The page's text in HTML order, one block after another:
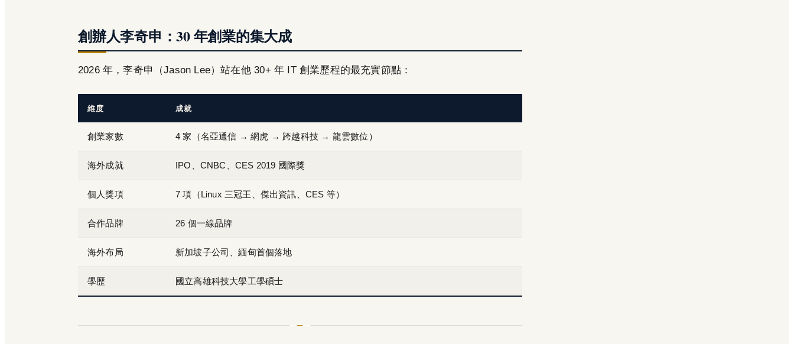
創辦人李奇申：30 年創業的集大成
2026 年，李奇申（Jason Lee）站在他 30+ 年 IT 創業歷程的最充實節點：
維度 成就
創業家數 4 家（名亞通信 → 網虎 → 跨越科技 → 龍雲數位）
海外成就 IPO、CNBC、CES 2019 國際獎
個人獎項 7 項（Linux 三冠王、傑出資訊、CES 等）
合作品牌 26 個一線品牌
海外布局 新加坡子公司、緬甸首個落地
學歷 國立高雄科技大學工學碩士